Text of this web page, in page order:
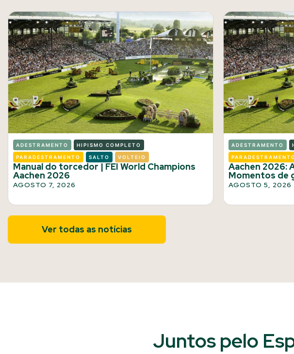
ADESTRAMENTO HIPISMO COMPLETO
PARADESTRAMENTO SALTO VOLTEIO
Manual do torcedor | FEI World Champions
Aachen 2026
AGOSTO 7, 2026
ADESTRAMENTO
Aachen 2026:
Momentos de
AGOSTO 5, 2026
Ver todas as notícias
Juntos pelo